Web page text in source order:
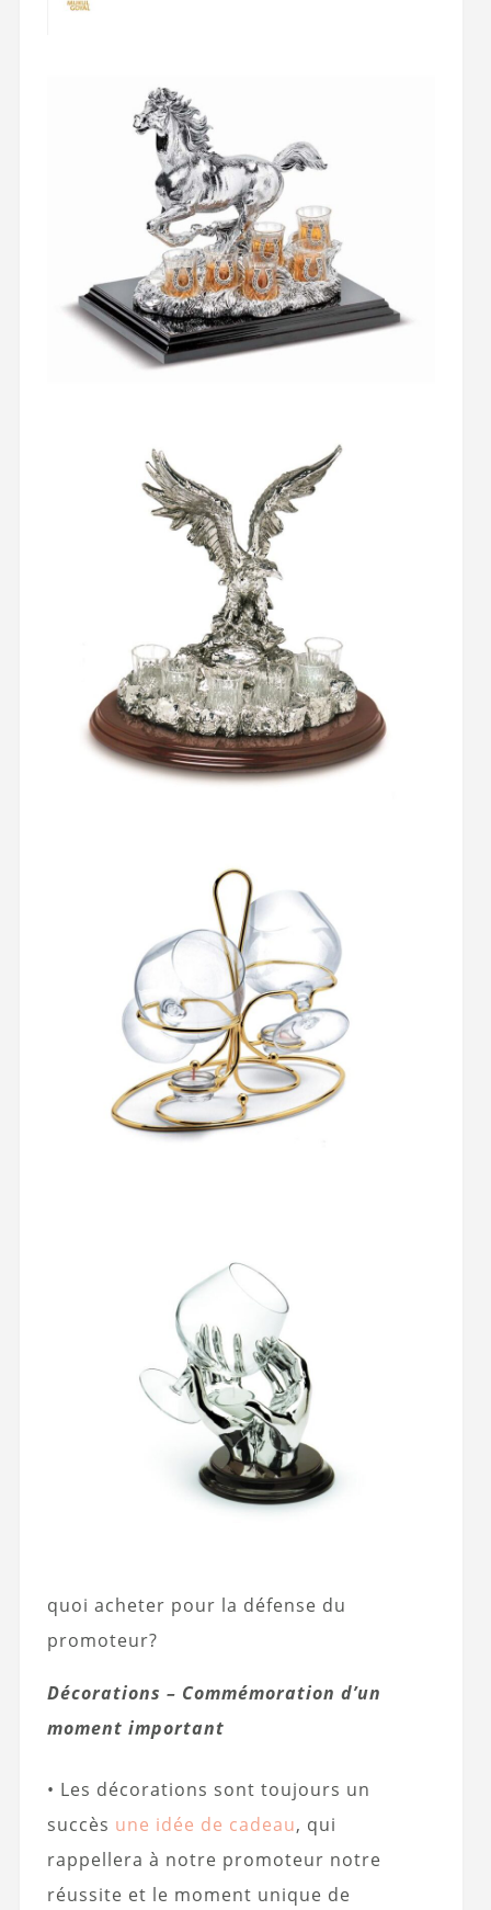
quoi acheter pour la défense du
promoteur?
Décorations – Commémoration d’un
moment important
• Les décorations sont toujours un
succès une idée de cadeau, qui
rappellera à notre promoteur notre
réussite et le moment unique de